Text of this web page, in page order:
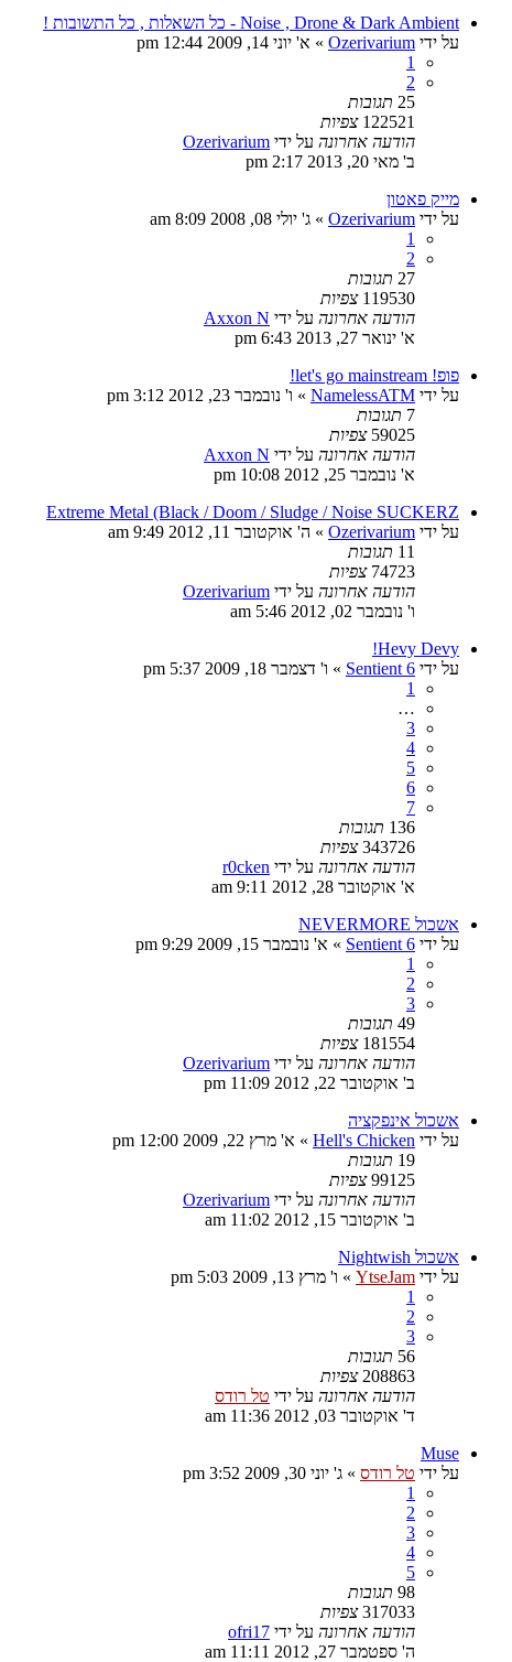
Noise , Drone & Dark Ambient - כל השאלות , כל התשובות !
על ידי Ozerivarium
» א' יוני 14, 2009 12:44 pm
1
2
25 תגובות
122521 צפיות
הודעה אחרונה על ידי Ozerivarium
ב' מאי 20, 2013 2:17 pm
מייק פאטון
על ידי Ozerivarium
» ג' יולי 08, 2008 8:09 am
1
2
27 תגובות
119530 צפיות
הודעה אחרונה על ידי Axxon N
א' ינואר 27, 2013 6:43 pm
פופ! let's go mainstream!
על ידי NamelessATM
» ו' נובמבר 23, 2012 3:12 pm
7 תגובות
59025 צפיות
הודעה אחרונה על ידי Axxon N
א' נובמבר 25, 2012 10:08 pm
Extreme Metal (Black / Doom / Sludge / Noise SUCKERZ
על ידי Ozerivarium
» ה' אוקטובר 11, 2012 9:49 am
11 תגובות
74723 צפיות
הודעה אחרונה על ידי Ozerivarium
ו' נובמבר 02, 2012 5:46 am
Hevy Devy!
על ידי Sentient 6
» ו' דצמבר 18, 2009 5:37 pm
1
…
3
4
5
6
7
136 תגובות
343726 צפיות
הודעה אחרונה על ידי r0cken
א' אוקטובר 28, 2012 9:11 am
אשכול NEVERMORE
על ידי Sentient 6
» א' נובמבר 15, 2009 9:29 pm
1
2
3
49 תגובות
181554 צפיות
הודעה אחרונה על ידי Ozerivarium
ב' אוקטובר 22, 2012 11:09 pm
אשכול אינפקציה
על ידי Hell's Chicken
» א' מרץ 22, 2009 12:00 pm
19 תגובות
99125 צפיות
הודעה אחרונה על ידי Ozerivarium
ב' אוקטובר 15, 2012 11:02 am
אשכול Nightwish
על ידי YtseJam
» ו' מרץ 13, 2009 5:03 pm
1
2
3
56 תגובות
208863 צפיות
הודעה אחרונה על ידי טל רודס
ד' אוקטובר 03, 2012 11:36 am
Muse
על ידי טל רודס » ג' יוני 30, 2009 3:52 pm
1
2
3
4
5
98 תגובות
317033 צפיות
הודעה אחרונה על ידי ofri17
ה' ספטמבר 27, 2012 11:11 am